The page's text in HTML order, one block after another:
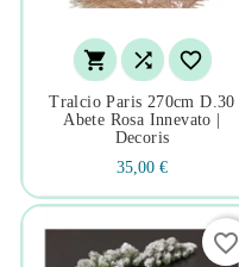
  
Tralcio Paris 270cm D.30
Abete Rosa Innevato |
Decoris
35,00 €
favorite_border